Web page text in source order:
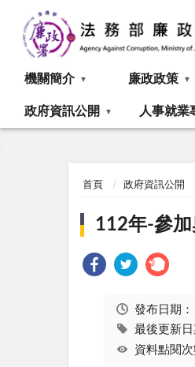
機關簡介 廉政政策
政府資訊公開 人事就業
首頁 政府資訊公開
112年-參
發布日期：
最後更新
資料點閱